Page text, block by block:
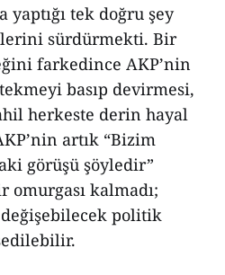
tek doğru şey
sürdürmekti. Bir
farkedince AKP’nin
basıp devirmesi,
herkeste derin hayal
artık “Bizim
görüşü şöyledir”
kalmadı;
politik